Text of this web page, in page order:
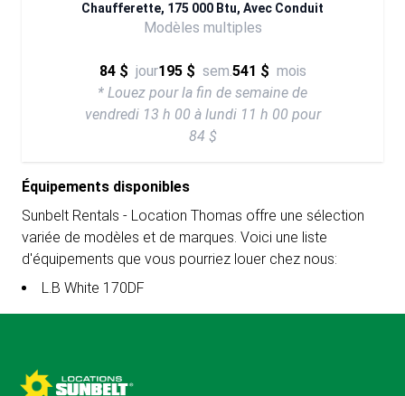
Chaufferette, 175 000 Btu, Avec Conduit
Modèles multiples
84 $ jour195 $ sem.541 $ mois
* Louez pour la fin de semaine de
vendredi 13 h 00 à lundi 11 h 00 pour
84 $
Équipements disponibles
Sunbelt Rentals - Location Thomas offre une sélection
variée de modèles et de marques. Voici une liste
d'équipements que vous pourriez louer chez nous:
L.B White 170DF